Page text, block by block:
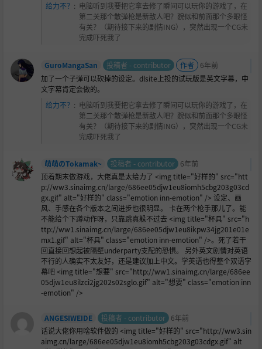
给力不？ : 电脑听到我要把它拿去修了瞬间可以玩你的游戏了，在
第二关那个散弹枪是新敌人吧？貌似和前面那个多眼怪
有关？（期待接下来的剧情ING），突然出现一个CG未
完成吓死我了
GuroMangaSan 投稿者 - contributor 作者
6年前
加了一个子弹可以砍掉的设定。dlsite上投的试玩版是英文字幕，中
文字幕肯定会做的。
给力不？ : 电脑听到我要把它拿去修了瞬间可以玩你的游戏了，在
第二关那个散弹枪是新敌人吧？貌似和前面那个多眼怪
有关？（期待接下来的剧情ING），突然出现一个CG未
完成吓死我了
萌萌のTokamak~ 投稿者 - contributor 6年前
顶着期末做游戏，大佬真是太给力了 <img title="好样的" src="htt
p://ww3.sinaimg.cn/large/686ee05djw1eu8iomh5cbg203g03cd
gx.gif" alt="好样的" class="emotion inn-emotion" /> 设定、画
风、手感在各个版本之间进步也很明显。 卡在两个枪手那儿了。能
不能给个下蹲动作呀，只靠跳真躲不过去 <img title="杯具" src="h
ttp://ww1.sinaimg.cn/large/686ee05djw1eu8ikpw34jg201e01e
mx1.gif" alt="杯具" class="emotion inn-emotion" />。死了若干
回直接回想起被隔壁underparty支配的恐惧。 另外英文剧情对英语
不行的人确实不太友好，还是建议加上中文。学英语也得整个双语字
幕吧 <img title="想要" src="http://ww1.sinaimg.cn/large/686ee
05djw1eu8ilzci2jg202s02sglo.gif" alt="想要" class="emotion inn
-emotion" />
ANGESIWEIDE 投稿者 - contributor 6年前
话说大佬你用啥软件做的 <img title="好样的" src="http://ww3.sin
aimg.cn/large/686ee05djw1eu8iomh5cbg203g03cdgx.gif" alt